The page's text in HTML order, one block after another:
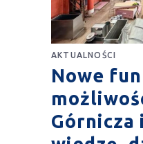
AKTUALNOŚCI
Nowe
Górnicza